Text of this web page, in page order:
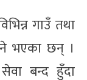
गाउँ तथा
भएका छन् ।
बन्द हुँदा